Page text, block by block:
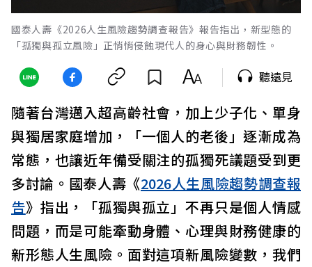
國泰人壽《2026人生風險趨勢調查報告》報告指出，新型態的
「孤獨與孤立風險」正悄悄侵蝕現代人的身心與財務韌性。
聽遠見
隨著台灣邁入超高齡社會，加上少子化、單身
與獨居家庭增加，「一個人的老後」逐漸成為
常態，也讓近年備受關注的孤獨死議題受到更
多討論。國泰人壽《2026人生風險趨勢調查報
告》指出，「孤獨與孤立」不再只是個人情感
問題，而是可能牽動身體、心理與財務健康的
新形態人生風險。面對這項新風險變數，我們